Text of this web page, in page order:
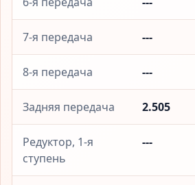
7-я передача ---
8-я передача ---
Задняя передача 2.505
Редуктор, 1-я
ступень
---